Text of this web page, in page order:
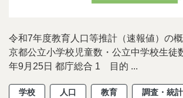
令和7年度教育人口等推計（速報値）の
京都公立小学校児童数・公立中学校生徒
年9月25日 都庁総合 1 目的 ...
学校 人口 教育
調査・統計